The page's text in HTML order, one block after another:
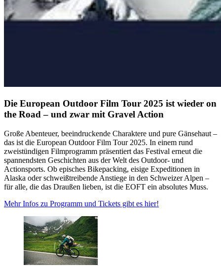
Die European Outdoor Film Tour 2025 ist wieder on
the Road – und zwar mit Gravel Action
Große Abenteuer, beeindruckende Charaktere und pure Gänsehaut –
das ist die European Outdoor Film Tour 2025. In einem rund
zweistündigen Filmprogramm präsentiert das Festival erneut die
spannendsten Geschichten aus der Welt des Outdoor- und
Actionsports. Ob episches Bikepacking, eisige Expeditionen in
Alaska oder schweißtreibende Anstiege in den Schweizer Alpen –
für alle, die das Draußen lieben, ist die EOFT ein absolutes Muss.
Mehr Infos zu Programm und Tickets gibt es hier!